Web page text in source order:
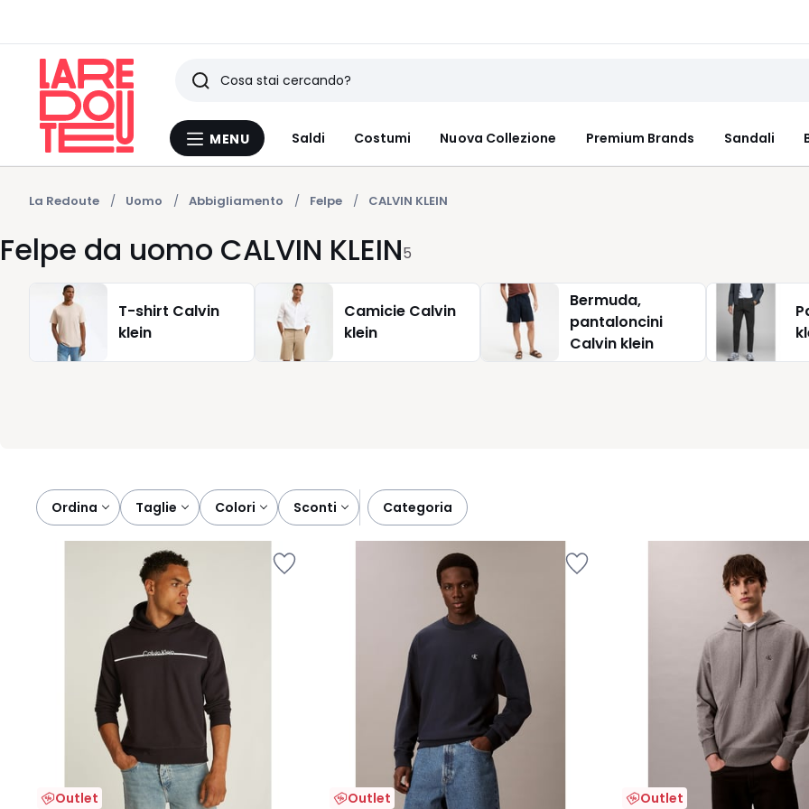
Menu
MENU Saldi Costumi Nuova Collezione Premium Brands Sandali
Ricerca
Ultimi
articoli
visti
La Redoute Uomo Abbigliamento Felpe CALVIN KLEIN
Felpe da uomo CALVIN KLEIN5
T-shirt Calvin
klein
Camicie Calvin
klein
Bermuda,
pantaloncini
Calvin klein
Ordina
taglie colori sconti categoria
Outlet Outlet Outlet